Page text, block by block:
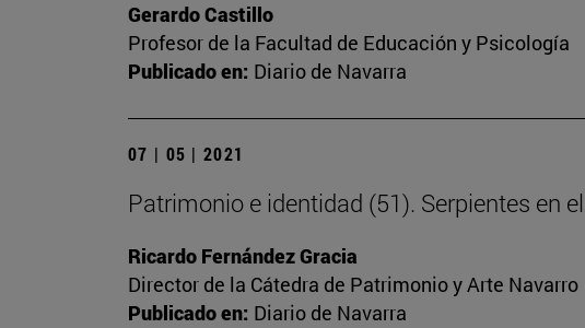
Gerardo Castillo
Profesor de la Facultad de Educación y Psicología
Publicado en: Diario de Navarra
07 | 05 | 2021
Patrimonio e identidad (51). Serpientes en
Ricardo Fernández Gracia
Director de la Cátedra de Patrimonio y Arte Navarro
Publicado en: Diario de Navarra